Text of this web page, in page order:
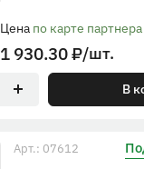
Цена по карте партнера
1 930.30₽/шт.
В
Арт.: 07612